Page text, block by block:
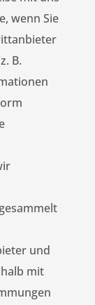
wenn Sie
B.
und
mit